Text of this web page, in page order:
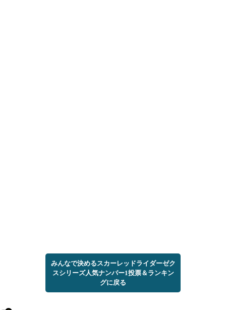
みんなで決めるスカーレッドライダーゼク
スシリーズ人気ナンバー1投票＆ランキン
グに戻る